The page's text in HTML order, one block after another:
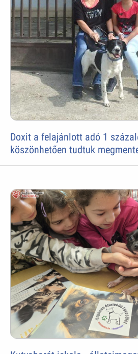
Doxit a felajánlott adó 1
köszönhetően tudtuk